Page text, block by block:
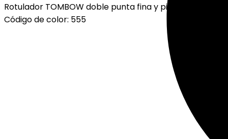
Rotulador TOMBOW doble punta fina y pincel.
Código de color: 555